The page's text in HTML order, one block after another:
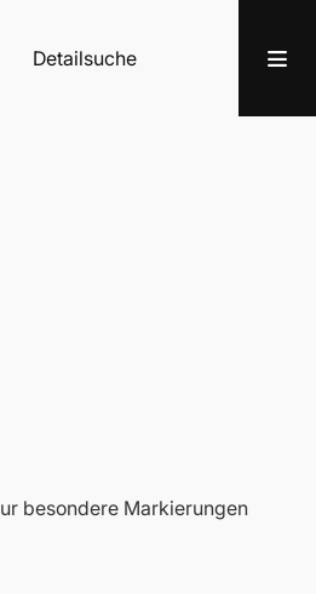
Detailsuche
besondere Markierungen